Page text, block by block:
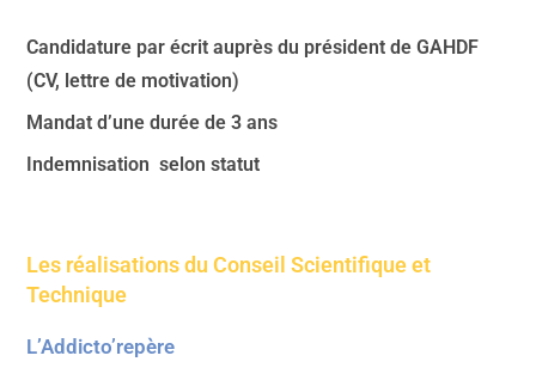
Candidature par écrit auprès du président de GAHDF
(CV, lettre de motivation)
Mandat d’une durée de 3 ans
Indemnisation selon statut
Les réalisations du Conseil Scientifique et
Technique
L’Addicto’repère